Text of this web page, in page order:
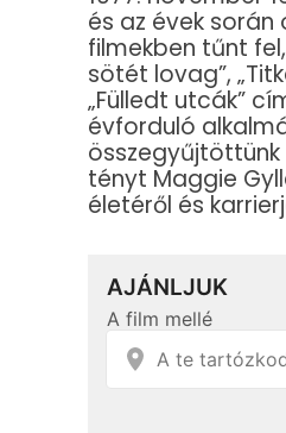
és az évek során
filmekben tűnt
sötét lovag”,
„Fülledt utcák”
évforduló
összegyűjtöttünk
tényt Maggie
életéről és